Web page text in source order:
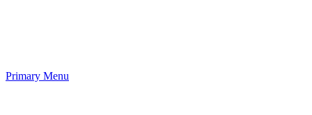
Primary Menu